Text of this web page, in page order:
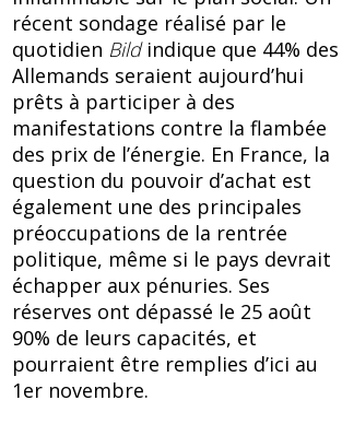
récent sondage réalisé par le
quotidien Bildindique que 44% des
Allemands seraient aujourd’hui
prêts à participer à des
manifestations contre la flambée
des prix de l’énergie. En France, la
question du pouvoir d’achat est
également une des principales
préoccupations de la rentrée
politique, même si le pays devrait
échapper aux pénuries. Ses
réserves ont dépassé le 25 août
90% de leurs capacités, et
pourraient être remplies d’ici au
1er novembre.